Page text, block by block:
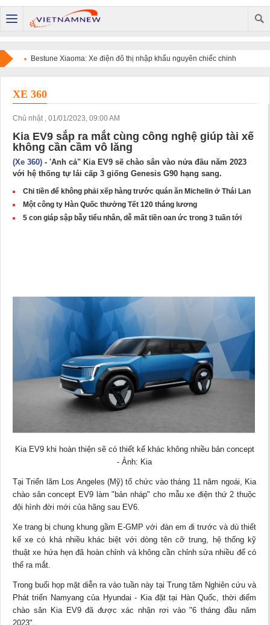
Bestune Xiaoma: Xe điện đô thị nhập khẩu nguyên chiếc chinh
phục người dùng bằng chất lượng quốc tế và sự tiện dụng
XE 360
Chủ nhật , 01/01/2023, 09:00 AM
Kia EV9 sắp ra mắt cùng công nghệ giúp tài xế
không cần cầm vô lăng
(Xe 360) - 'Anh cả" Kia EV9 sẽ chào sân vào nửa đầu năm 2023
với hệ thống tự lái cấp 3 giống Genesis G90 hạng sang.
Chi tiền để không phải xếp hàng trước quán ăn Michelin ở Thái Lan
Một công ty Hàn Quốc thưởng Tết 120 tháng lương
5 con giáp sập bẫy tiểu nhân, dễ mất tiền oan ức trong 3 tuần tới
Kia EV9 khi hoàn thiện sẽ có thiết kế khác không nhiều bản concept
- Ảnh: Kia
Tại Triển lãm Los Angeles (Mỹ) tổ chức vào tháng 11 năm ngoái, Kia
chào sân concept EV9 làm "bản nháp" cho mẫu xe điện thứ 2 thuộc
đội hình đời mới của hãng sau EV6.
Xe trang bị chung khung gầm E-GMP với đàn em đi trước và dù thiết
kế xe có khá nhiều khác biệt với dòng tên cỡ trung, hệ thống kỹ
thuật xe hứa hẹn đã hoàn chỉnh và không cần chỉnh sửa nhiều để có
thể ra mắt.
Trong buổi họp mặt diễn ra vào tuần này tại Trung tâm Nghiên cứu và
Phát triển Namyang của Hyundai - Kia đặt tại Hàn Quốc, thời điểm
chào sân Kia EV9 đã được xác nhận rơi vào "6 tháng đầu năm
2023".